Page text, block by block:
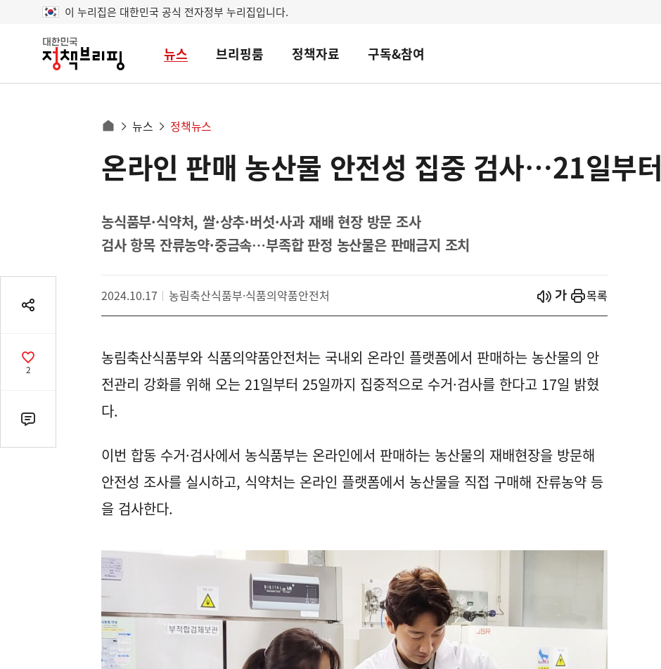
이 누리집은 대한민국 공식 전자정부 누리집입니다.
대
민
뉴스 브리핑룸 정책자료 구독&참여
으
로
뉴스 정책뉴스
공
기
공
감
2
댓
글
온라인 판매 농산물 안전성 집중 검사…21일부터
농식품부·식약처, 쌀·상추·버섯·사과 재배 현장 방문 조사
검사 항목 잔류농약·중금속…부족합 판정 농산물은 판매금지 조치
2024.10.17 농림축산식품부·식품의약품안전처 시작
열기 목록
농림축산식품부와 식품의약품안전처는 국내외 온라인 플랫폼에서 판매하는 농산물의 안
전관리 강화를 위해 오는 21일부터 25일까지 집중적으로 수거·검사를 한다고 17일 밝혔
다.
이번 합동 수거·검사에서 농식품부는 온라인에서 판매하는 농산물의 재배현장을 방문해
안전성 조사를 실시하고, 식약처는 온라인 플랫폼에서 농산물을 직접 구매해 잔류농약 등
을 검사한다.